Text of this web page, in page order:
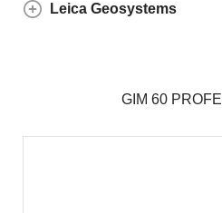
Leica Geosystems
GIM 60